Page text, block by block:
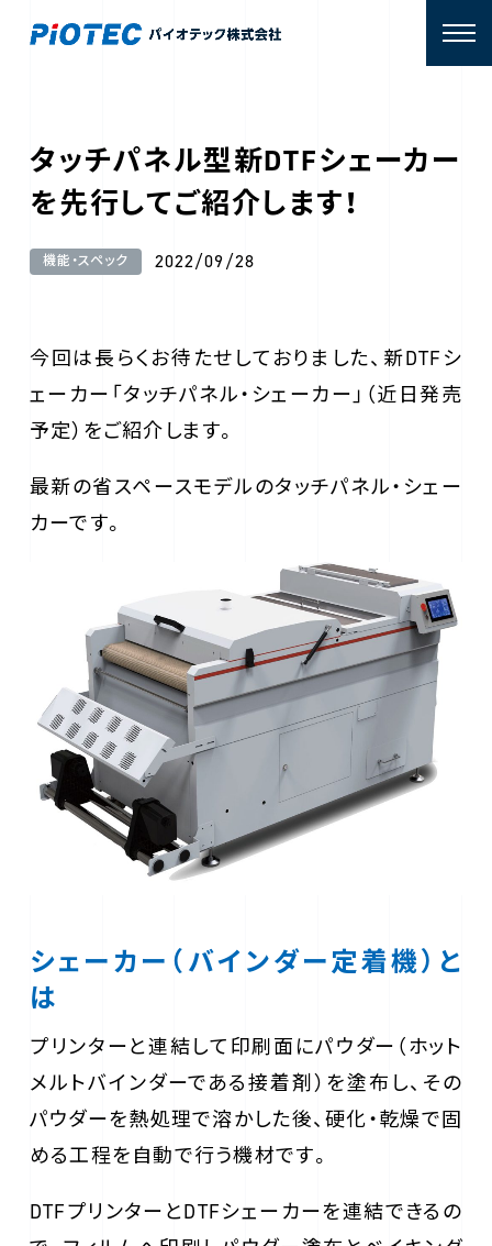
タッチパネル型新DTFシェーカー
を先行してご紹介します！
機能・スペック 2022/09/28
今回は長らくお待たせしておりました、新DTFシ
ェーカー「タッチパネル・シェーカー」（近日発売
予定）をご紹介します。
最新の省スペースモデルのタッチパネル・シェー
カーです。
シェーカー（バインダー定着機）と
は
プリンターと連結して印刷面にパウダー（ホット
メルトバインダーである接着剤）を塗布し、その
パウダーを熱処理で溶かした後、硬化・乾燥で固
める工程を自動で行う機材です。
DTFプリンターとDTFシェーカーを連結できるの